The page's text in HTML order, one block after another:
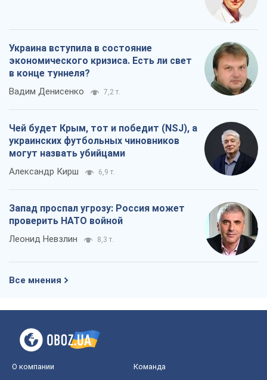
Украина вступила в состояние
экономического кризиса. Есть ли свет
в конце туннеля?
Вадим Денисенко 7,2 т.
Чей будет Крым, тот и победит (NSJ), а
украинских футбольных чиновников
могут назвать убийцами
Александр Кирш 6,9 т.
Запад проспал угрозу: Россия может
проверить НАТО войной
Леонид Невзлин 8,3 т.
Все мнения
О компании Команда